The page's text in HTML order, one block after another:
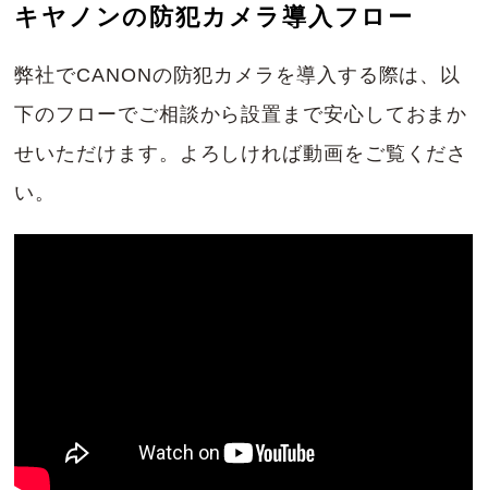
キヤノンの防犯カメラ導入フロー
弊社でCANONの防犯カメラを導入する際は、以
下のフローでご相談から設置まで安心しておまか
せいただけます。よろしければ動画をご覧くださ
い。